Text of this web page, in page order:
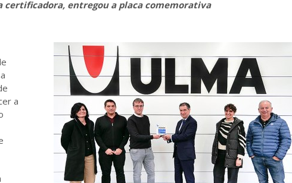
certificadora, entregou a placa comemorativa
a